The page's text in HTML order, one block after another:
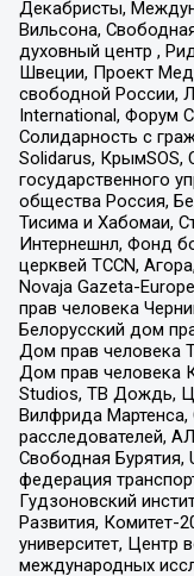
Декабристы,
Вильсона,
духовный центр ,
Швеции, Проект
свободной России,
International, Форум
Солидарность с
Solidarus, КрымSOS,
государственного
общества Россия,
Тисима и Хабомаи,
Интернешнл, Фонд
церквей TCCN,
Novaja Gazeta-
прав человека
Белорусский дом
Дом прав человека
Дом прав человека
Studios, ТВ Дождь,
Вилфрида Мартенса,
расследователей,
Свободная Бурятия,
федерация
Гудзоновский
Развития, Комитет-
университет, Центр
международных